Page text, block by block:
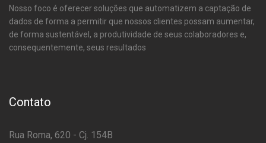
Nosso foco é oferecer soluções que automatizem a captação de
dados de forma a permitir que nossos clientes possam aumentar,
de forma sustentável, a produtividade de seus colaboradores e,
consequentemente, seus resultados
Contato
Rua Roma, 620 - Cj. 154B